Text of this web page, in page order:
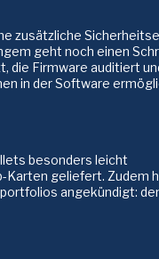
zusätzliche
geht noch einen
die Firmware auditiert
in der Software
besonders leicht
Karten geliefert. Zudem
angekündigt: